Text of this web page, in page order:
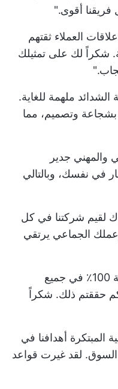
أقوى."
العملاء ثقتهم
شكراً لك على تمثيلك
ملهمة للغاية.
وتصميم، مما
والمهني جدير
في نفسك، وبالتالي
لقيم شركتنا في كل
الجماعي يرتقي
9. "كان تحقيق رضا العملاء بنسبة 100٪ في جميع
حققتم ذلك. شكراً
المبتكرة أهدافنا في
لقد غيرت قواعد